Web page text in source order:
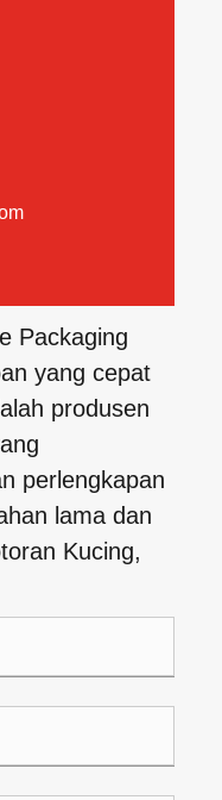
Packaging
yang cepat
produsen
perlengkapan
lama dan
Kucing,